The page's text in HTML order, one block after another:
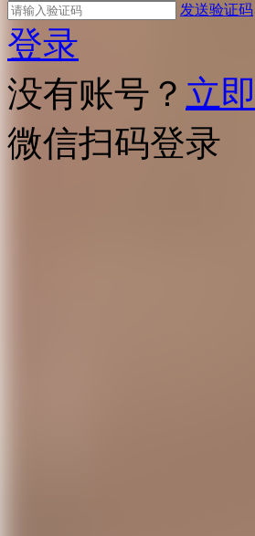
发送验证码
登录
没有账号？ 立
微信扫码登录